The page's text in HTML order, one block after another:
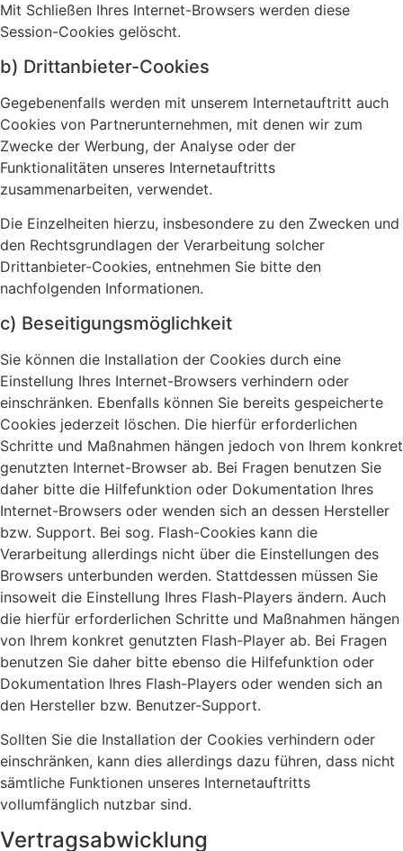
Mit Schließen Ihres Internet-Browsers werden diese
Session-Cookies gelöscht.
b) Drittanbieter-Cookies
Gegebenenfalls werden mit unserem Internetauftritt auch
Cookies von Partnerunternehmen, mit denen wir zum
Zwecke der Werbung, der Analyse oder der
Funktionalitäten unseres Internetauftritts
zusammenarbeiten, verwendet.
Die Einzelheiten hierzu, insbesondere zu den Zwecken und
den Rechtsgrundlagen der Verarbeitung solcher
Drittanbieter-Cookies, entnehmen Sie bitte den
nachfolgenden Informationen.
c) Beseitigungsmöglichkeit
Sie können die Installation der Cookies durch eine
Einstellung Ihres Internet-Browsers verhindern oder
einschränken. Ebenfalls können Sie bereits gespeicherte
Cookies jederzeit löschen. Die hierfür erforderlichen
Schritte und Maßnahmen hängen jedoch von Ihrem konkret
genutzten Internet-Browser ab. Bei Fragen benutzen Sie
daher bitte die Hilfefunktion oder Dokumentation Ihres
Internet-Browsers oder wenden sich an dessen Hersteller
bzw. Support. Bei sog. Flash-Cookies kann die
Verarbeitung allerdings nicht über die Einstellungen des
Browsers unterbunden werden. Stattdessen müssen Sie
insoweit die Einstellung Ihres Flash-Players ändern. Auch
die hierfür erforderlichen Schritte und Maßnahmen hängen
von Ihrem konkret genutzten Flash-Player ab. Bei Fragen
benutzen Sie daher bitte ebenso die Hilfefunktion oder
Dokumentation Ihres Flash-Players oder wenden sich an
den Hersteller bzw. Benutzer-Support.
Sollten Sie die Installation der Cookies verhindern oder
einschränken, kann dies allerdings dazu führen, dass nicht
sämtliche Funktionen unseres Internetauftritts
vollumfänglich nutzbar sind.
Vertragsabwicklung